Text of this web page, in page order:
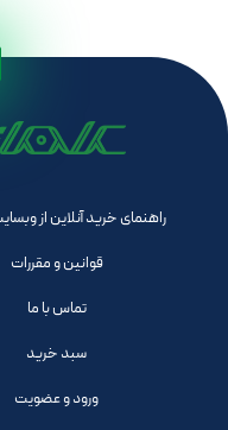
راهنمای خرید آنلاین از
قوانین و مقررات
تماس با ما
سبد خرید
ورود و عضویت